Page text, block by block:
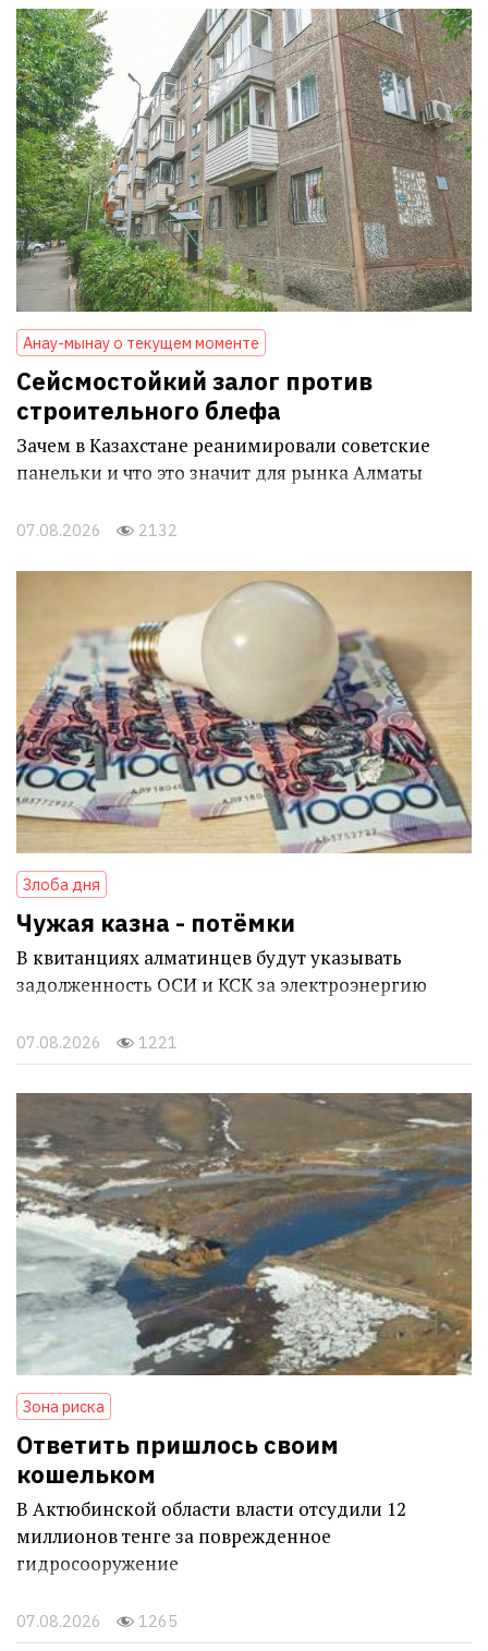
Анау-мынау о текущем моменте
Сейсмостойкий залог против
строительного блефа
Зачем в Казахстане реанимировали советские
панельки и что это значит для рынка Алматы
07.08.2026 2132
Злоба дня
Чужая казна - потёмки
В квитанциях алматинцев будут указывать
задолженность ОСИ и КСК за электроэнергию
07.08.2026 1221
Зона риска
Ответить пришлось своим
кошельком
В Актюбинской области власти отсудили 12
миллионов тенге за поврежденное
гидросооружение
07.08.2026 1265